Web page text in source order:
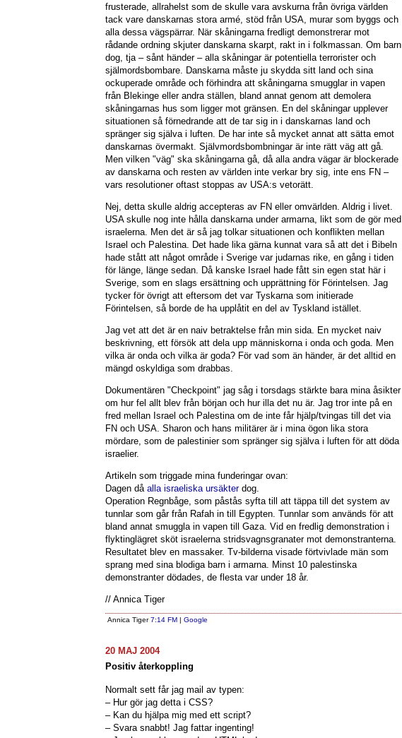
frusterade, allrahelst som de skulle vara avskurna från övriga världen
tack vare danskarnas stora armé, stöd från USA, murar som byggs och
alla dessa vägspärrar. När skåningarna fredligt demonstrerar mot
rådande ordning skjuter danskarna skarpt, rakt in i folkmassan. Om barn
dog, tja – sånt händer – alla skåningar är potentiella terrorister och
själmordsbombare. Danskarna måste ju skydda sitt land och sina
ockuperade område och förhindra att skåningarna smugglar in vapen
från Blekinge eller andra ställen, bland annat genom att demolera
skåningarnas hus som ligger mot gränsen. En del skåningar upplever
situationen så förnedrande att de tar sig in i danskarnas land och
spränger sig själva i luften. De har inte så mycket annat att sätta emot
danskarnas övermakt. Självmordsbombningar är inte rätt väg att gå.
Men vilken "väg" ska skåningarna gå, då alla andra vägar är blockerade
av danskarna och resten av världen inte verkar bry sig, inte ens FN –
vars resolutioner oftast stoppas av USA:s vetorätt.
Nej, detta skulle aldrig accepteras av FN eller omvärlden. Aldrig i livet.
USA skulle nog inte hålla danskarna under armarna, likt som de gör med
israelerna. Men det är så jag tolkar situationen och konflikten mellan
Israel och Palestina. Det hade lika gärna kunnat vara så att det i Bibeln
hade stått att något område i Sverige var judarnas rike, en gång i tiden
för länge, länge sedan. Då kanske Israel hade fått sin egen stat här i
Sverige, som en slags ersättning och upprättning för Förintelsen. Jag
tycker för övrigt att eftersom det var Tyskarna som initierade
Förintelsen, så borde de ha upplåtit en del av Tyskland istället.
Jag vet att det är en naiv betraktelse från min sida. En mycket naiv
beskrivning, ett försök att dela upp människorna i onda och goda. Men
vilka är onda och vilka är goda? För vad som än händer, är det alltid en
mängd oskyldiga som drabbas.
Dokumentären "Checkpoint" jag såg i torsdags stärkte bara mina åsikter
om hur fel allt blev från början och hur illa det nu är. Jag tror inte på en
fred mellan Israel och Palestina om de inte får hjälp/tvingas till det via
FN och USA. Sharon och hans militärer är i mina ögon lika stora
mördare, som de palestinier som spränger sig själva i luften för att döda
israelier.
Artikeln som triggade mina funderingar ovan:
Dagen dåalla israeliska ursäkterdog.
Operation Regnbåge, som påstås syfta till att täppa till det system av
tunnlar som går från Rafah in till Egypten. Tunnlar som används för att
bland annat smuggla in vapen till Gaza. Vid en fredlig demonstration i
flyktinglägret sköt israelerna stridsvagnsgranater mot demonstranterna.
Resultatet blev en massaker. Tv-bilderna visade förtvivlade män som
sprang med sina blodiga barn i armarna. Minst 10 palestinska
demonstranter dödades, de flesta var under 18 år.
// Annica Tiger
Annica Tiger7:14 FM |Google
20 MAJ 2004
Positiv återkoppling
Normalt sett får jag mail av typen:
– Hur gör jag detta i CSS?
– Kan du hjälpa mig med ett script?
– Svara snabbt! Jag fattar ingenting!